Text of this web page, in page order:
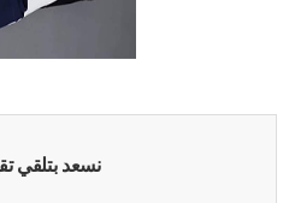
نسعد بتلقي